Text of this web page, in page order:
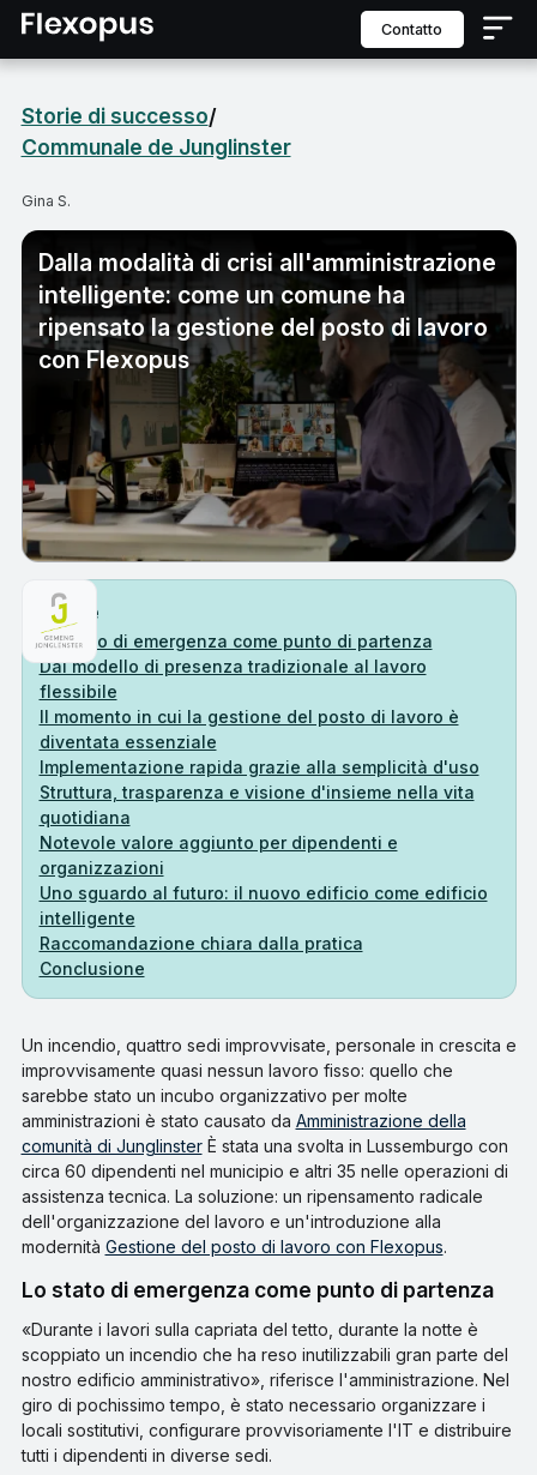
contatto
Storie di successo/
Communale de Junglinster
Gina S.
Dalla modalità di crisi all'amministrazione
intelligente: come un comune ha
ripensato la gestione del posto di lavoro
con Flexopus
Indice
Lo stato di emergenza come punto di partenza
Dal modello di presenza tradizionale al lavoro
flessibile
Il momento in cui la gestione del posto di lavoro è
diventata essenziale
Implementazione rapida grazie alla semplicità d'uso
Struttura, trasparenza e visione d'insieme nella vita
quotidiana
Notevole valore aggiunto per dipendenti e
organizzazioni
Uno sguardo al futuro: il nuovo edificio come edificio
intelligente
Raccomandazione chiara dalla pratica
Conclusione
Un incendio, quattro sedi improvvisate, personale in crescita e
improvvisamente quasi nessun lavoro fisso: quello che
sarebbe stato un incubo organizzativo per molte
amministrazioni è stato causato da Amministrazione della
comunità di JunglinsterÈ stata una svolta in Lussemburgo con
circa 60 dipendenti nel municipio e altri 35 nelle operazioni di
assistenza tecnica. La soluzione: un ripensamento radicale
dell'organizzazione del lavoro e un'introduzione alla
modernità Gestione del posto di lavoro con Flexopus.
Lo stato di emergenza come punto di partenza
«Durante i lavori sulla capriata del tetto, durante la notte è
scoppiato un incendio che ha reso inutilizzabili gran parte del
nostro edificio amministrativo», riferisce l'amministrazione. Nel
giro di pochissimo tempo, è stato necessario organizzare i
locali sostitutivi, configurare provvisoriamente l'IT e distribuire
tutti i dipendenti in diverse sedi.